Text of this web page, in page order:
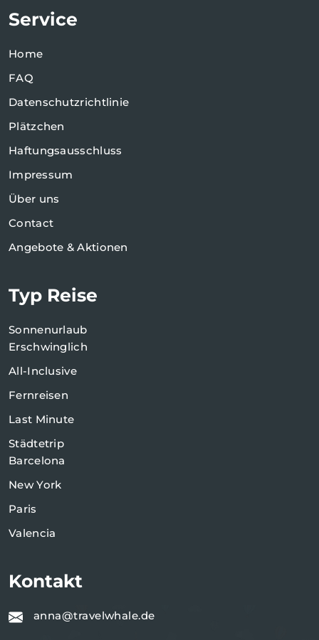
Service
Home
FAQ
Datenschutzrichtlinie
Plätzchen
Haftungsausschluss
Impressum
Über uns
Contact
Angebote & Aktionen
Typ Reise
Sonnenurlaub
Erschwinglich
All-Inclusive
Fernreisen
Last Minute
Städtetrip
Barcelona
New York
Paris
Valencia
Kontakt
anna@travelwhale.de